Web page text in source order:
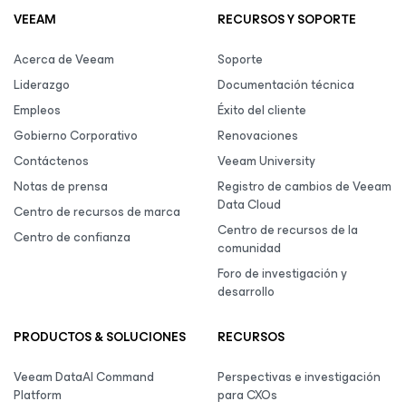
VEEAM
Acerca de Veeam
Liderazgo
Empleos
Gobierno Corporativo
Contáctenos
Notas de prensa
Centro de recursos de marca
Centro de confianza
RECURSOS Y SOPORTE
Soporte
Documentación técnica
Éxito del cliente
Renovaciones
Veeam University
Registro de cambios de Veeam
Data Cloud
Centro de recursos de la
comunidad
Foro de investigación y
desarrollo
PRODUCTOS & SOLUCIONES
Veeam DataAI Command
Platform
RECURSOS
Perspectivas e investigación
para CXOs